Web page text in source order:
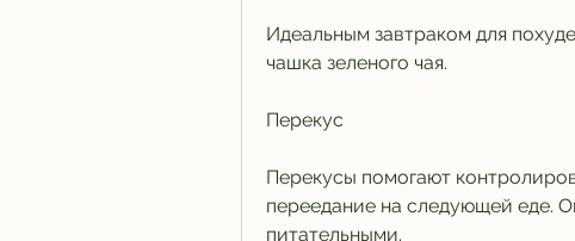
Идеальным завтраком для
чашка зеленого чая.
Перекус
Перекусы помогают
переедание на следующей еде.
питательными.